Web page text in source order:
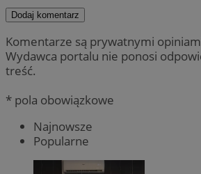
Dodaj komentarz
Komentarze są prywatnymi
Wydawca portalu nie ponosi
treść.
* pola obowiązkowe
Najnowsze
Popularne